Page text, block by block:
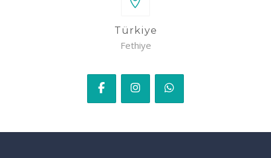
Türkiye
Fethiye